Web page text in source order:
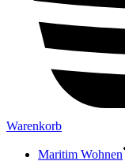
Warenkorb
Maritim Wohnen